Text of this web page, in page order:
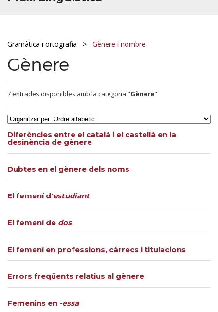
Gramàtica i ortografia Gènere i nombre
Gènere
7 entrades disponibles amb la categoria "Gènere"
Diferències entre el català i el castellà en la
desinència de gènere
Dubtes en el gènere dels noms
El femení d'estudiant
El femení de dos
El femení en professions, càrrecs i titulacions
Errors freqüents relatius al gènere
Femenins en -essa